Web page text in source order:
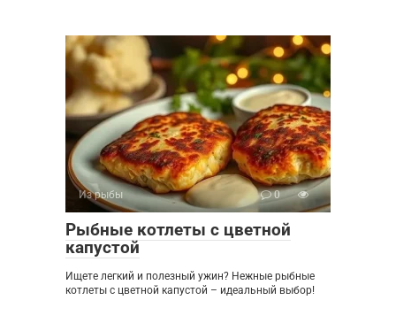
Из рыбы 0
Рыбные котлеты с цветной
капустой
Ищете легкий и полезный ужин? Нежные рыбные
котлеты с цветной капустой – идеальный выбор!